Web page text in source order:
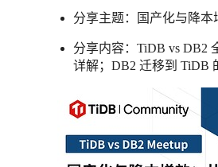
分享主题：国产化与降
分享内容：TiDB vs DB2
详解；DB2 迁移到 TiDB